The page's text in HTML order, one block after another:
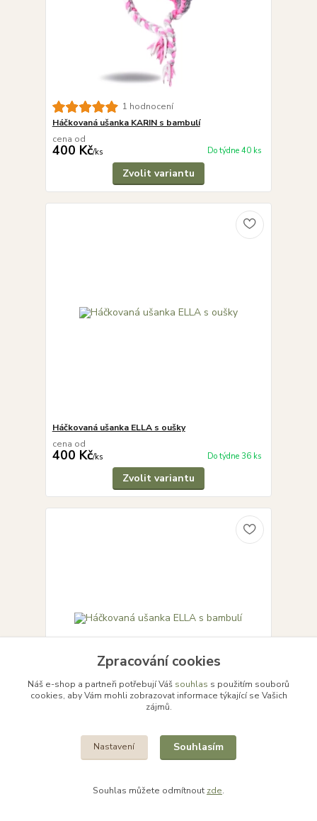
1 hodnocení
Háčkovaná ušanka KARIN s bambulí
cena od
400 Kč/ks Do týdne 40 ks
Zvolit variantu
Háčkovaná ušanka ELLA s oušky
cena od
400 Kč/ks Do týdne 36 ks
Zvolit variantu
Háčkovaná ušanka ELLA s bambulí
400 Kč/ks Do týdne 47 ks
Zvolit variantu
Zpracování cookies
Náš e-shop a partneři potřebují Váš souhlas s použitím souborů
cookies, aby Vám mohli zobrazovat informace týkající se Vašich
zájmů.
Nastavení Souhlasím
Souhlas můžete odmítnout zde.